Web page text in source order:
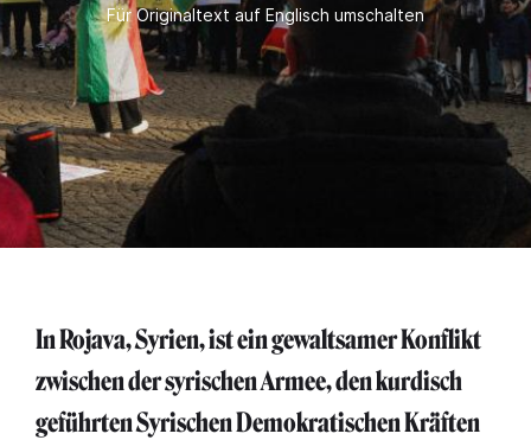
Für Originaltext auf Englisch umschalten
In Rojava, Syrien, ist ein gewaltsamer Konflikt
zwischen der syrischen Armee, den kurdisch
geführten Syrischen Demokratischen Kräften